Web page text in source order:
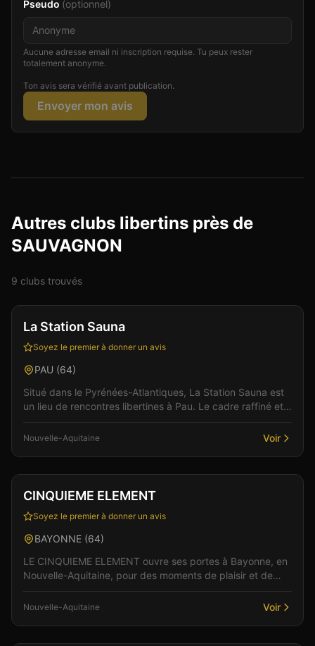
Pseudo (optionnel)
Aucune adresse email ni inscription requise. Tu peux rester
totalement anonyme.
Ton avis sera vérifié avant publication.
Envoyer mon avis
Autres clubs libertins près de
SAUVAGNON
9 clubs trouvés
La Station Sauna
Soyez le premier à donner un avis
PAU (64)
Situé dans le Pyrénées-Atlantiques, La Station Sauna est
un lieu de rencontres libertines à Pau. Le cadre raffiné et
Nouvelle-Aquitaine Voir
Club Sauna +2
CINQUIEME ELEMENT
Soyez le premier à donner un avis
BAYONNE (64)
LE CINQUIEME ELEMENT ouvre ses portes à Bayonne, en
Nouvelle-Aquitaine, pour des moments de plaisir et de
Nouvelle-Aquitaine Voir
Club Sauna